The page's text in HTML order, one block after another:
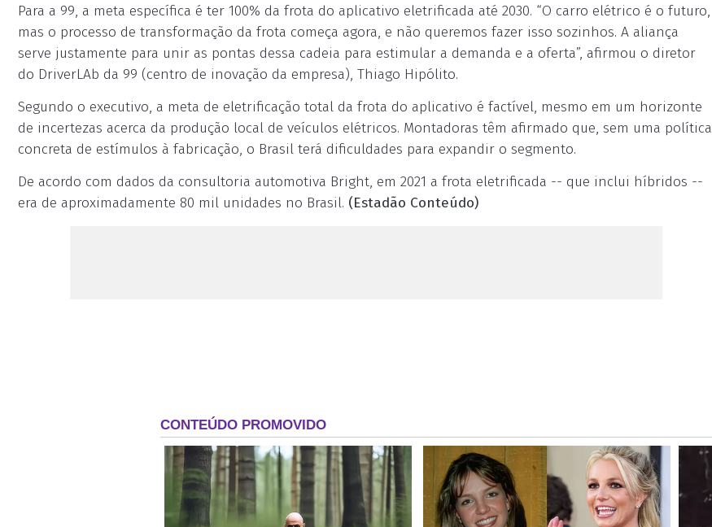
Para a 99, a meta específica é ter 100% da frota do aplicativo eletrificada até 2030. “O carro elétrico é o futuro,
mas o processo de transformação da frota começa agora, e não queremos fazer isso sozinhos. A aliança
serve justamente para unir as pontas dessa cadeia para estimular a demanda e a oferta”, afirmou o diretor
do DriverLAb da 99 (centro de inovação da empresa), Thiago Hipólito.
Segundo o executivo, a meta de eletrificação total da frota do aplicativo é factível, mesmo em um horizonte
de incertezas acerca da produção local de veículos elétricos. Montadoras têm afirmado que, sem uma política
concreta de estímulos à fabricação, o Brasil terá dificuldades para expandir o segmento.
De acordo com dados da consultoria automotiva Bright, em 2021 a frota eletrificada -- que inclui híbridos --
era de aproximadamente 80 mil unidades no Brasil. (Estadão Conteúdo)